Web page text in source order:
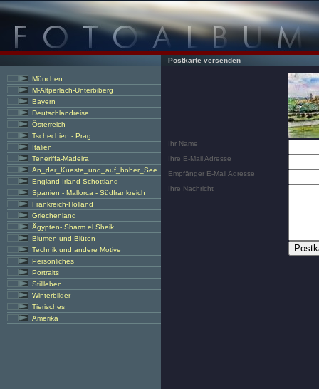
Postkarte versenden
München
M-Altperlach-Unterbiberg
Bayern
Deutschlandreise
Österreich
Tschechien - Prag
Italien
Teneriffa-Madeira
An_der_Kueste_und_auf_hoher_See
England-Irland-Schottland
Spanien - Mallorca - Südfrankreich
Frankreich-Holland
Griechenland
Ägypten- Sharm el Sheik
Blumen und Blüten
Technik und andere Motive
Persönliches
Portraits
Stillleben
Winterbilder
Tierisches
Amerika
Ihr Name
Ihre E-Mail Adresse
Empfänger E-Mail Adresse
Ihre Nachricht